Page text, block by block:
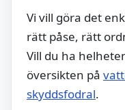
Vi vill göra det
rätt påse, rätt
Vill du ha
översikten på
skyddsfodral.